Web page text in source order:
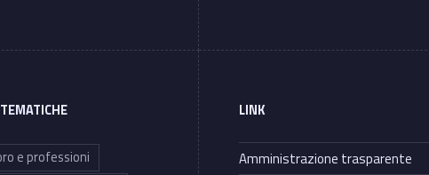
e professioni
LINK
Amministrazione trasparente